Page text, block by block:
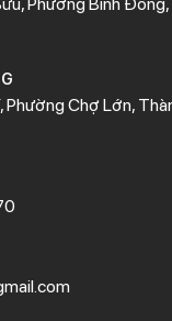
hộp
Phường Chợ Lớn,